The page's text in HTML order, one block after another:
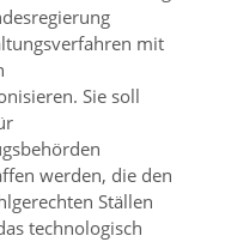
mit
Sie soll
werden, die den
Ställen
technologisch